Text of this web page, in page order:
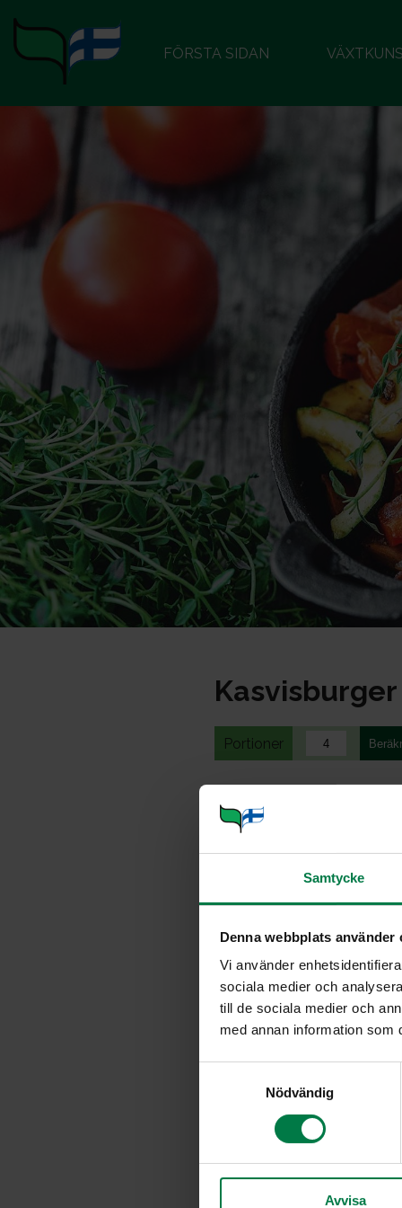
Samtycke
Denna webbplats använder
Vi använder
sociala medier och
till de sociala medier och
med annan information som
Nödvändig
Avvisa
FÖRSTA SIDAN
Kasvisburger
Portioner
Ohje
kpl munaa
pala(a) palsternakkaa
mustapippuria
suolaa
Lisäksi
4hampurilaissämpylää
valmista chilikastiketta
cheddarjuustoviipaletta
viipaloitua herkkukurkkua
suikaloitua jäävuorisalaattia